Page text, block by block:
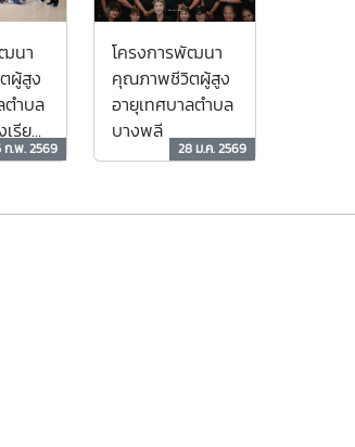
นา
ผู้สูง
ตำบล
เรียน
บาล
ก.พ. 2569
โครงการพัฒนา
คุณภาพชีวิตผู้สูง
อายุเทศบาลตำบล
บางพลี
28 ม.ค. 2569